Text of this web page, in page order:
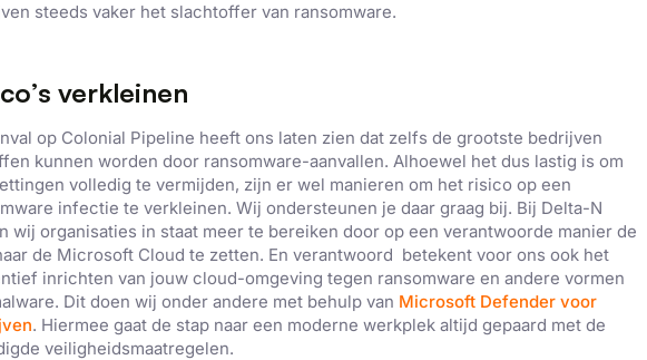
steeds vaker het slachtoffer van ransomware.
verkleinen
op Colonial Pipeline heeft ons laten zien dat zelfs de grootste bedrijven
kunnen worden door ransomware-aanvallen. Alhoewel het dus lastig is om
volledig te vermijden, zijn er wel manieren om het risico op een
infectie te verkleinen. Wij ondersteunen je daar graag bij. Bij Delta-N
wij organisaties in staat meer te bereiken door op een verantwoorde manier de
de Microsoft Cloud te zetten. En verantwoord betekent voor ons ook het
inrichten van jouw cloud-omgeving tegen ransomware en andere vormen
Dit doen wij onder andere met behulp van Microsoft Defender voor
. Hiermee gaat de stap naar een moderne werkplek altijd gepaard met de
veiligheidsmaatregelen.